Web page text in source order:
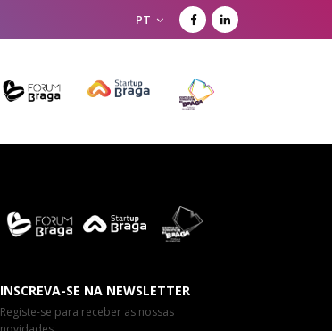
PT
INSCREVA-SE NA NEWSLETTER
Registe-se para receber as nossas